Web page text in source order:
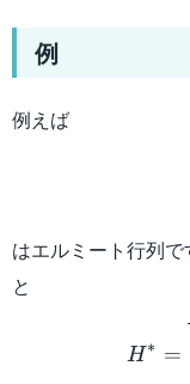
例
例えば
はエルミート行列
と
H∗ =